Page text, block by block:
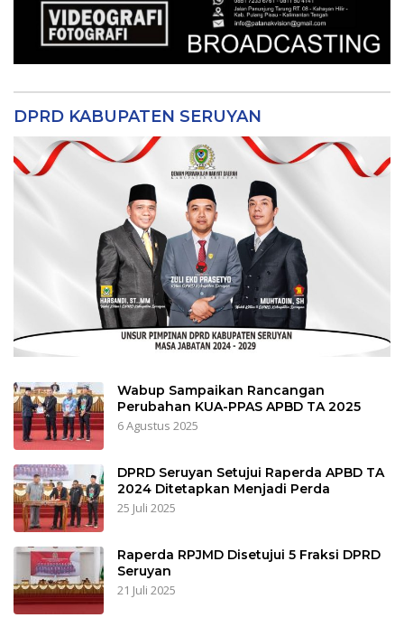
DPRD KABUPATEN SERUYAN
Wabup Sampaikan Rancangan
Perubahan KUA-PPAS APBD TA 2025
6 Agustus 2025
DPRD Seruyan Setujui Raperda APBD TA
2024 Ditetapkan Menjadi Perda
25 Juli 2025
Raperda RPJMD Disetujui 5 Fraksi DPRD
Seruyan
21 Juli 2025